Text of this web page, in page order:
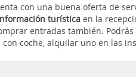
con una buena oferta de
turística en la
entradas también.
coche, alquilar uno en las